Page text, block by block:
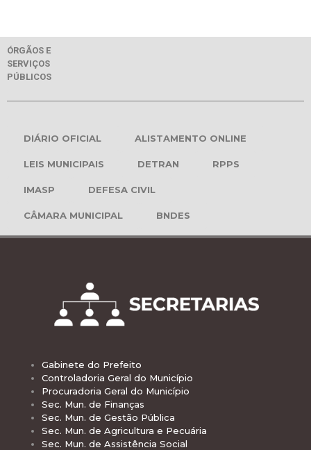
ÓRGÃOS E
SERVIÇOS
PÚBLICOS
DIÁRIO OFICIAL ALISTAMENTO ONLINE
LEIS MUNICIPAIS DETRAN RPPS
IMASP DEFESA CIVIL
CÂMARA MUNICIPAL BNDES
Gabinete do Prefeito
Controladoria Geral do Município
Procuradoria Geral do Município
Sec. Mun. de Finanças
Sec. Mun. de Gestão Pública
Sec. Mun. de Agricultura e Pecuária
Sec. Mun. de Assistência Social